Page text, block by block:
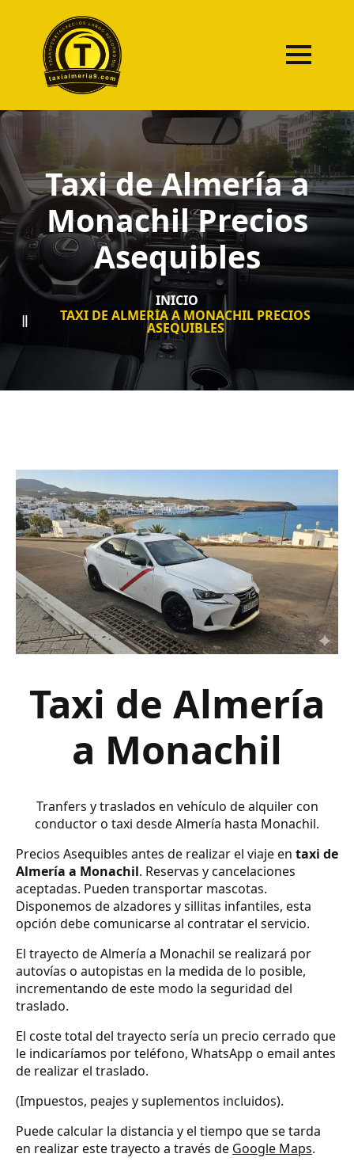
Taxi de Almería a
Monachil Precios
Asequibles
INICIO
TAXI DE ALMERÍA A MONACHIL PRECIOS
ASEQUIBLES
Taxi de Almería
a Monachil
Tranfers y traslados en vehículo de alquiler con
conductor o taxi desde Almería hasta Monachil.
Precios Asequibles antes de realizar el viaje en taxi de
Almería a Monachil. Reservas y cancelaciones
aceptadas. Pueden transportar mascotas.
Disponemos de alzadores y sillitas infantiles, esta
opción debe comunicarse al contratar el servicio.
El trayecto de Almería a Monachil se realizará por
autovías o autopistas en la medida de lo posible,
incrementando de este modo la seguridad del
traslado.
El coste total del trayecto sería un precio cerrado que
le indicaríamos por teléfono, WhatsApp o email antes
de realizar el traslado.
(Impuestos, peajes y suplementos incluidos).
Puede calcular la distancia y el tiempo que se tarda
en realizar este trayecto a través de Google Maps.